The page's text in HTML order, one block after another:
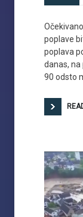
poplave
poplava
danas,
90 odsto